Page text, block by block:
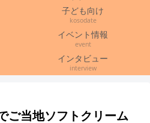
子ども向け
kosodate
イベント情報
event
インタビュー
interview
ご当地ソフトクリーム